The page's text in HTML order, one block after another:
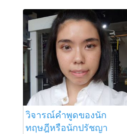
อิงลิช
www.nuienglish.com/nuienglish
? ?...
(has, have+ v.3) ธรรมดากับ
present perfect continuous
(has, have been + v.ing) มันใช้
ต่างกันอย่างไร A: เราต้องเข้าใจ
ธรรมชาติของภาษาก่อนนะคะ
ว่า continuous มันเกิดมาเพื่อพูด
ถึงสิ่งที่เกิดขึ้น ณ จุดเวลานั้นหรือ
สิ่งที่เกิดขึ้นอย่างต่อเนื่อง ดังนั้น
ความแตกต่างมันก็คือจุดนี้แหละ
1. เรื่องทำต่อเนื่องนะคะ ถ้า
เป็น...
วิจารณ์คำพูดของนัก
ทฤษฎีหรือนักปรัชญา